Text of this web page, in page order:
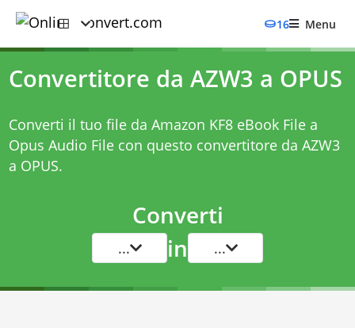
16 Menu
Convertitore da AZW3 a OPUS
Converti il tuo file da Amazon KF8 eBook File a
Opus Audio File con questo convertitore da AZW3
a OPUS.
Converti
... in ...